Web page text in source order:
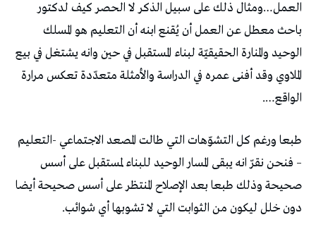
العمل…ومثال ذلك على سبيل الذكر لا الحصر كيف لدكتور
باحث معطل عن العمل أن يُقنع ابنه أن التعليم هو المسلك
الوحيد والمنارة الحقيقيّة لبناء المستقبل في حين وانه يشتغل في بيع
الملاوي وقد أفنى عمره في الدراسة والأمثلة متعدّدة تعكس مرارة
الواقع….
طبعا ورغم كل التشوّهات التي طالت المصعد الاجتماعي -التعليم
– فنحن نقرّ انه يبقى المسار الوحيد للبناء لمستقبل على أسس
صحيحة وذلك طبعا بعد الإصلاح المنتظر على أسس صحيحة أيضا
دون خلل ليكون من الثوابت التي لا تشوبها أي شوائب.